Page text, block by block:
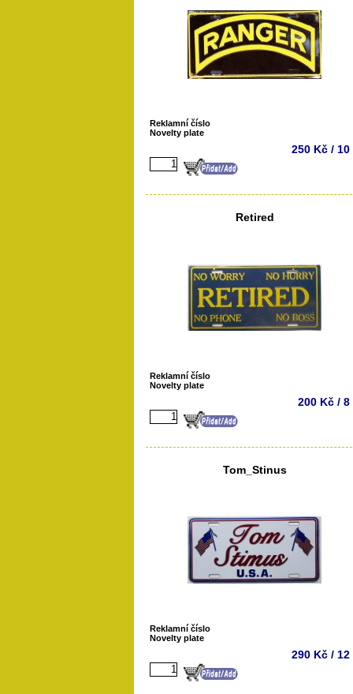
Reklamní číslo
Novelty plate
250 Kč / 10
Retired
Reklamní číslo
Novelty plate
200 Kč / 8
Tom_Stinus
Reklamní číslo
Novelty plate
290 Kč / 12